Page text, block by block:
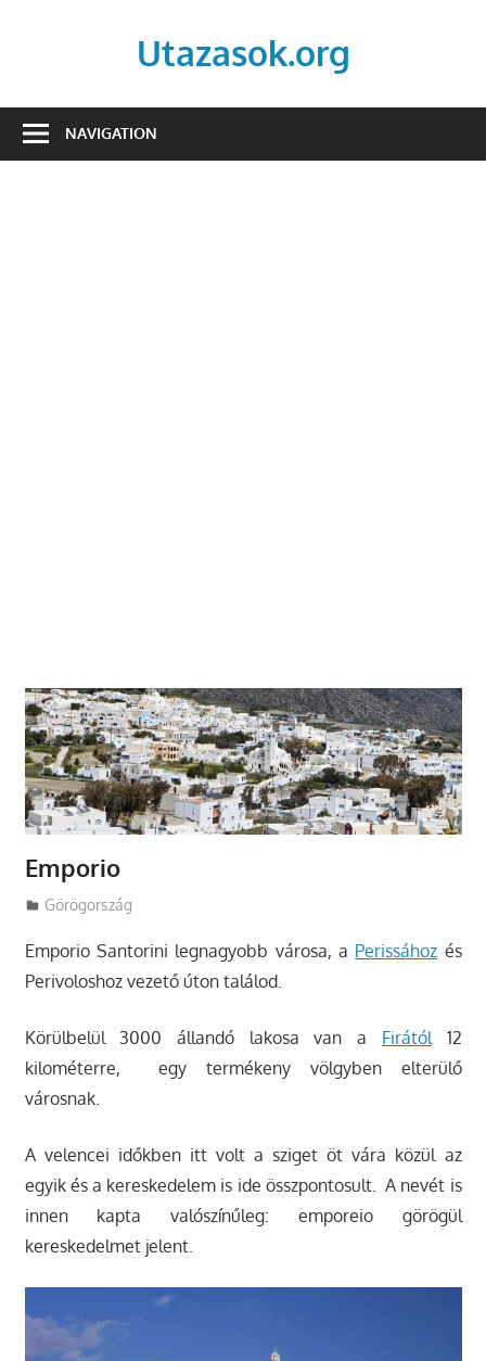
Utazasok.org
NAVIGATION
Emporio
Utazasok.org
Görögország
Emporio Santorini legnagyobb városa, a Perissához és
Perivoloshoz vezető úton találod.
Körülbelül 3000 állandó lakosa van a Firától 12
kilométerre, egy termékeny völgyben elterülő
városnak.
A velencei időkben itt volt a sziget öt vára közül az
egyik és a kereskedelem is ide összpontosult. A nevét is
innen kapta valószínűleg: emporeio görögül
kereskedelmet jelent.